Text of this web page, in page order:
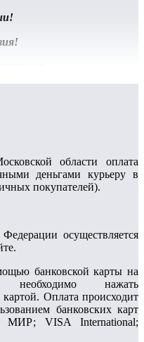
области оплата
деньгами курьеру в
покупателей).
осуществляется
банковской карты на
необходимо нажать
картой. Оплата происходит
банковских карт
МИР; VISA International;